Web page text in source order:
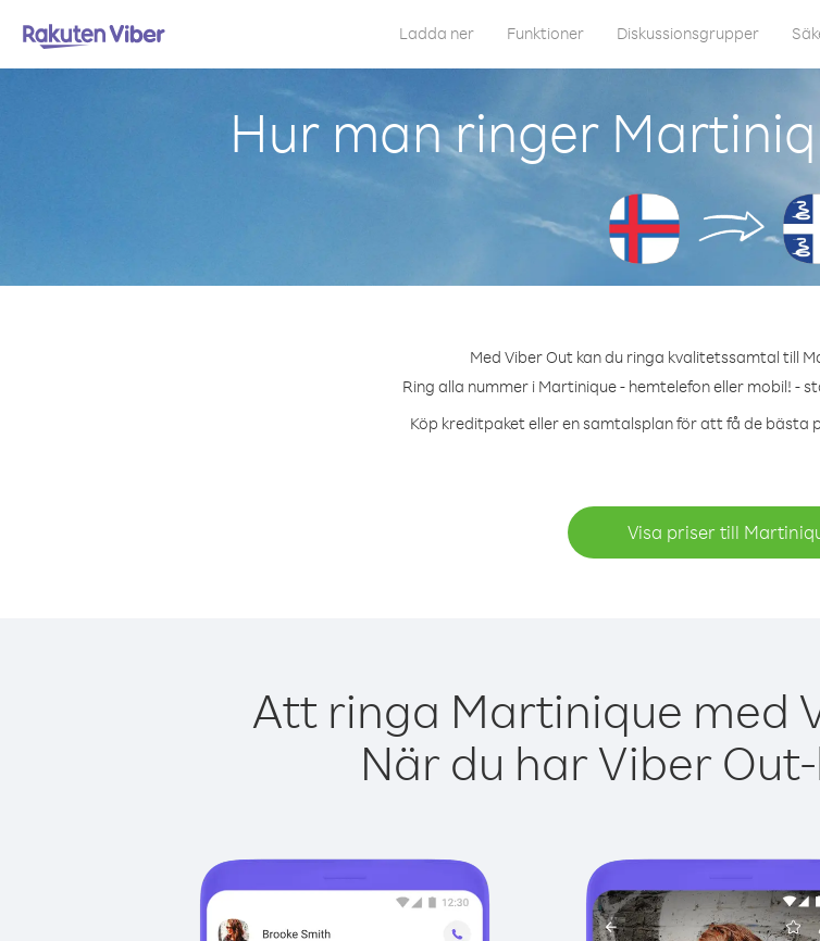
Ladda ner Funktioner Diskussionsgrupper
Hur man ringer
Med Viber Out kan du ringa kvalitetssamtal till
Ring alla nummer i Martinique - hemtelefon eller mobil! -
Köp kreditpaket eller en samtalsplan för att få de bästa
Visa priser till
Att ringa Martinique med
När du har Viber